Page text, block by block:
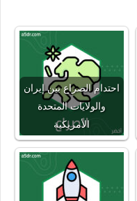
احتدام الصراع بين إيران
والولايات المتحدة
الأمريكية